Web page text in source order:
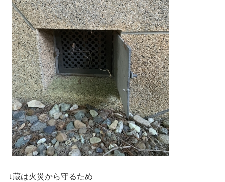
↓蔵は火災から守るため